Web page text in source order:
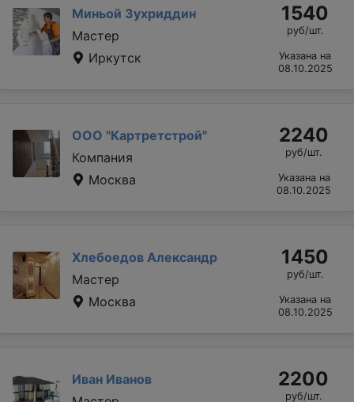
Миньой Зухриддин
Мастер
Иркутск
1540
руб/шт.
Указана на
08.10.2025
ООО "Картретстрой"
Компания
Москва
2240
руб/шт.
Указана на
08.10.2025
Хлебоедов Александр
Мастер
Москва
1450
руб/шт.
Указана на
08.10.2025
Иван Иванов
2200
руб/шт.